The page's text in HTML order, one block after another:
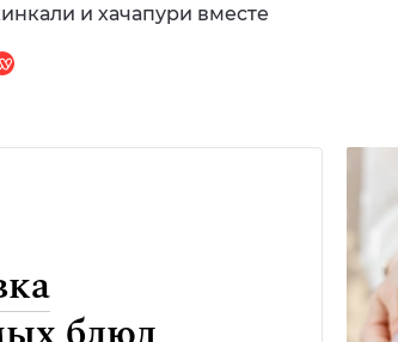
и хачапури вместе